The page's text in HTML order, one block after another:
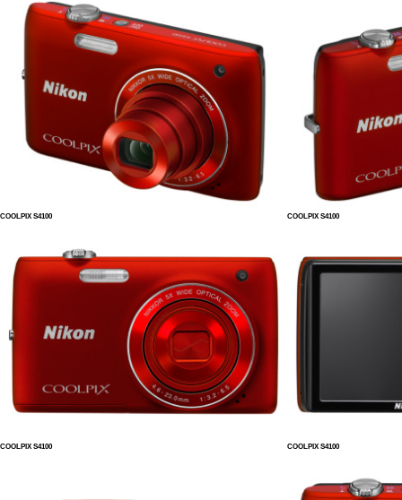
COOLPIX S4100 COOLPIX S4100
COOLPIX S4100 COOLPIX S4100